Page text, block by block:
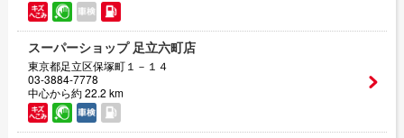
スーパーショップ 足立六町店
東京都足立区保塚町１－１４
03-3884-7778
中心から約 22.2 km